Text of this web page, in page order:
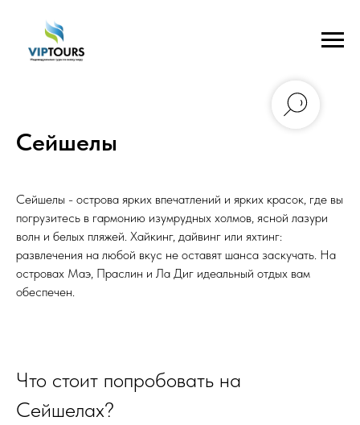
Сейшелы
Сейшелы - острова ярких впечатлений и ярких красок, где вы
погрузитесь в гармонию изумрудных холмов, ясной лазури
волн и белых пляжей. Хайкинг, дайвинг или яхтинг:
развлечения на любой вкус не оставят шанса заскучать. На
островах Маэ, Праслин и Ла Диг идеальный отдых вам
обеспечен.
Что стоит попробовать на
Сейшелах?